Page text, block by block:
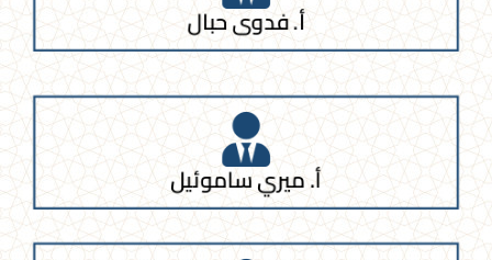
أ. فدوى حبال
أ. ميري ساموئيل